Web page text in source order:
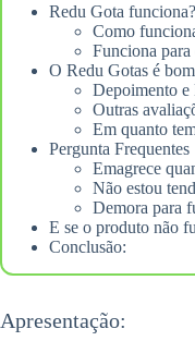
Redu Gota funciona?
Como
Funciona para
O Redu Gotas é
Depoimento e
Outras
Em quanto
Pergunta Frequentes
Emagrece
Não estou
Demora para
E se o produto não
Conclusão:
Apresentação: